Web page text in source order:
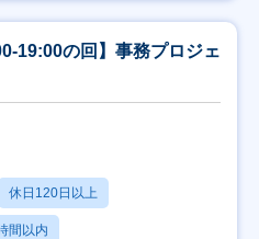
19:00の回】事務プロジェ
休日120日以上
間以内